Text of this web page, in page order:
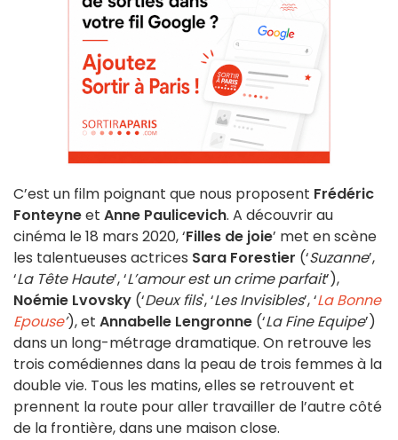
C’est un film poignant que nous proposent Frédéric
Fonteyneet Anne Paulicevich. A découvrir au
cinéma le 18 mars 2020, ‘Filles de joie’ met en scène
les talentueuses actrices Sara Forestier (‘Suzanne’,
‘La Tête Haute’, ‘L’amour est un crime parfait’),
Noémie Lvovsky (‘Deux fils', ‘Les Invisibles’, ‘La Bonne
Epouse’), et Annabelle Lengronne (‘La Fine Equipe’)
dans un long-métrage dramatique. On retrouve les
trois comédiennes dans la peau de trois femmes à la
double vie. Tous les matins, elles se retrouvent et
prennent la route pour aller travailler de l’autre côté
de la frontière, dans une maison close.